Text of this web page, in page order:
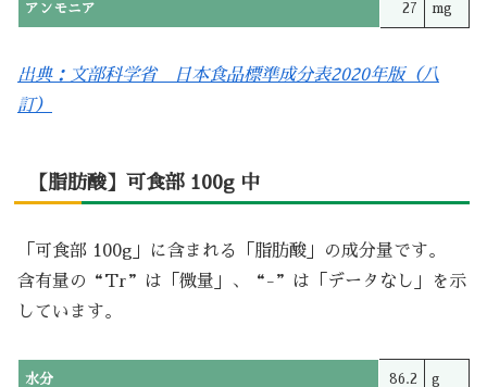
アンモニア 27 mg
出典：文部科学省 日本食品標準成分表2020年版（八
訂）
【脂肪酸】可食部 100g 中
「可食部 100g」に含まれる「脂肪酸」の成分量です。
含有量の“Tr”は「微量」、“-”は「データなし」を示
しています。
水分 86.2 g